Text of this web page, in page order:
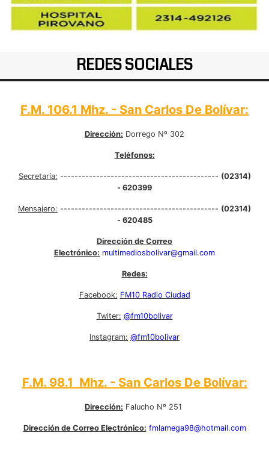
REDES SOCIALES
F.M. 106.1 Mhz. - San Carlos De Bolívar:
Dirección: Dorrego Nº 302
Teléfonos:
Secretaría: -------------------------------------------- (02314)
- 620399
Mensajero: -------------------------------------------- (02314)
- 620485
Dirección de Correo
Electrónico: multimediosbolivar@gmail.com
Redes:
Facebook: FM10 Radio Ciudad
Twiter: @fm10bolivar
Instagram: @fm10bolivar
F.M. 98.1 Mhz. - San Carlos De Bolívar:
Dirección: Falucho Nº 251
Dirección de Correo Electrónico: fmlamega98@hotmail.com